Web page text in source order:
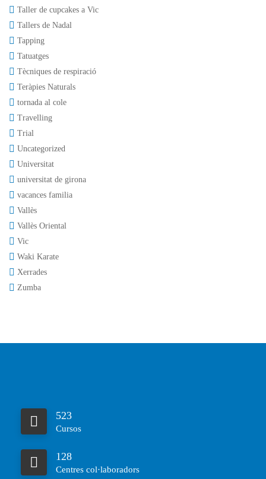
Taller de cupcakes a Vic
Tallers de Nadal
Tapping
Tatuatges
Tècniques de respiració
Teràpies Naturals
tornada al cole
Travelling
Trial
Uncategorized
Universitat
universitat de girona
vacances familia
Vallès
Vallès Oriental
Vic
Waki Karate
Xerrades
Zumba
523
Cursos
128
Centres col·laboradors